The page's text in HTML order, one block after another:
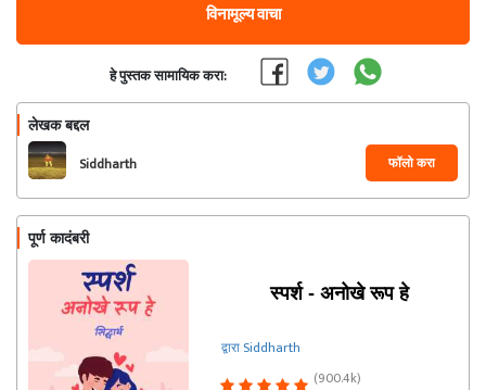
विनामूल्य वाचा
हे पुस्तक सामायिक करा:
लेखक बद्दल
Siddharth फॉलो करा
पूर्ण कादंबरी
स्पर्श - अनोखे रूप हे
द्वारा Siddharth
(900.4k)